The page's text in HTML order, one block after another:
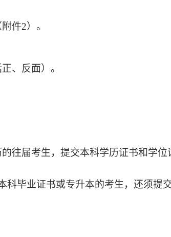
件2）。
、反面）。
往届考生，提交本科学历证书和学位
科毕业证书或专升本的考生，还须提